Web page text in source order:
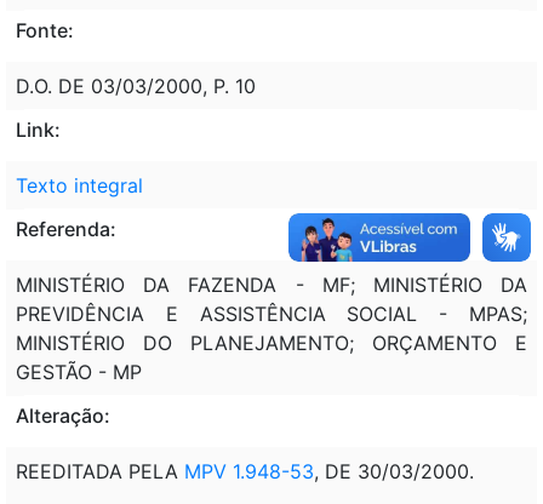
Fonte:
D.O. DE 03/03/2000, P. 10
Link:
Texto integral
Referenda:
MINISTÉRIO DA FAZENDA - MF; MINISTÉRIO DA
PREVIDÊNCIA E ASSISTÊNCIA SOCIAL - MPAS;
MINISTÉRIO DO PLANEJAMENTO; ORÇAMENTO E
GESTÃO - MP
Alteração:
REEDITADA PELA MPV 1.948-53, DE 30/03/2000.